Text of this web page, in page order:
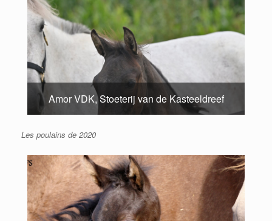
Amor VDK, Stoeterij van de Kasteeldreef
Les poulains de 2020